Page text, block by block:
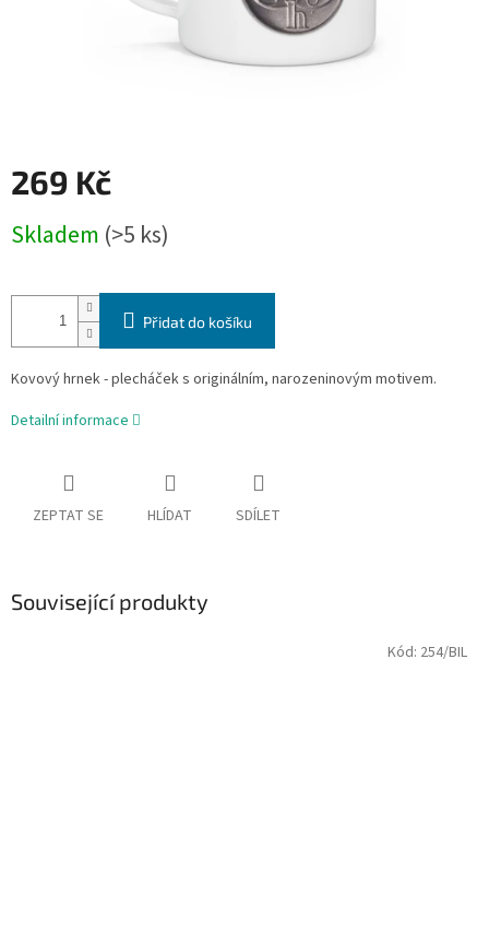
269 Kč
cena:
Skladem (>5 ks)
Přidat do košíku
Kovový hrnek - plecháček s originálním, narozeninovým motivem.
Detailní informace
ZEPTAT SE HLÍDAT SDÍLET
Související produkty
Kód: 254/BIL